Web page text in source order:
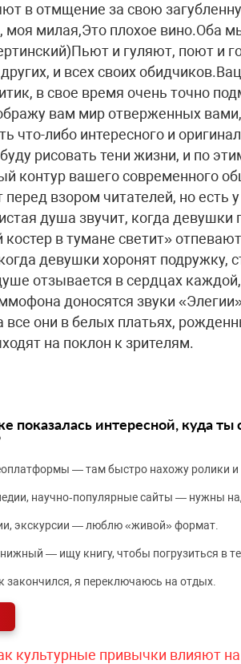
в отмщение за свою
моя милая,Это плохое вино.Оба
и гуляют, поют и
и всех своих
в свое время очень точно
вам мир отверженных
что-либо интересного и
рисовать тени жизни, и по
контур вашего современного
взором читателей, но есть
душа звучит, когда девушки
в тумане светит»
девушки хоронят
отзывается в сердцах
доносятся звуки
все они в белых платьях,
на поклон к зрителям.
показалась интересной, куда
— там быстро нахожу ролики и
научно‑популярные сайты — нужны
экскурсии — люблю «живой» формат.
— ищу книгу, чтобы погрузиться в
закончился, я переключаюсь на отдых.
культурные привычки влияют